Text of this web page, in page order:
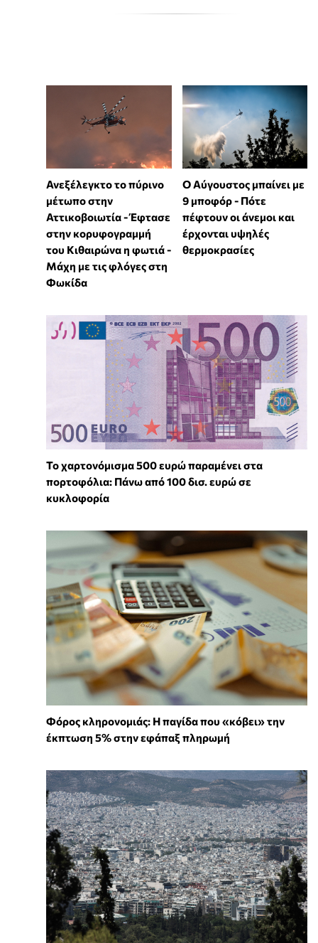
Ανεξέλεγκτο το πύρινο
μέτωπο στην
Αττικοβοιωτία - Έφτασε
στην κορυφογραμμή
του Κιθαιρώνα η φωτιά -
Μάχη με τις φλόγες στη
Φωκίδα
Ο Αύγουστος μπαίνει με
9 μποφόρ - Πότε
πέφτουν οι άνεμοι και
έρχονται υψηλές
θερμοκρασίες
Το χαρτονόμισμα 500 ευρώ παραμένει στα
πορτοφόλια: Πάνω από 100 δισ. ευρώ σε
κυκλοφορία
Φόρος κληρονομιάς: Η παγίδα που «κόβει» την
έκπτωση 5% στην εφάπαξ πληρωμή